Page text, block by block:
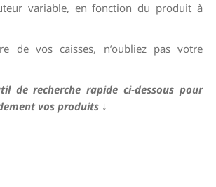
variable, en fonction du produit à
de vos caisses, n’oubliez pas votre
de recherche rapide ci-dessous pour
vos produits ↓